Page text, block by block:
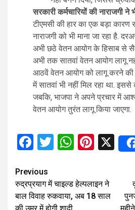
सरकारी कर्मचारियों की नाराजगी ने
टीएमसी की हार का एक बड़ा कारण
नाराजगी को भी माना जा रहा है.
अभी छठे वेतन आयोग के हिसाब से
अभी तक सातवां वेतन आयोग लागू
आठवें वेतन आयोग को लागू करने की
में सातवां भी नहीं मिल रहा था. इससे
जबकि, भाजपा ने अपने प्रचार में
वेतन आयोग तुरंत लागू किया जाएगा.
Facebook
Twitter X
Continue
Reading
Previous
रुद्रप्रयाग में चाइल्ड हेल्पलाइन ने
बाल विवाह रुकवाया, अब 18 साल